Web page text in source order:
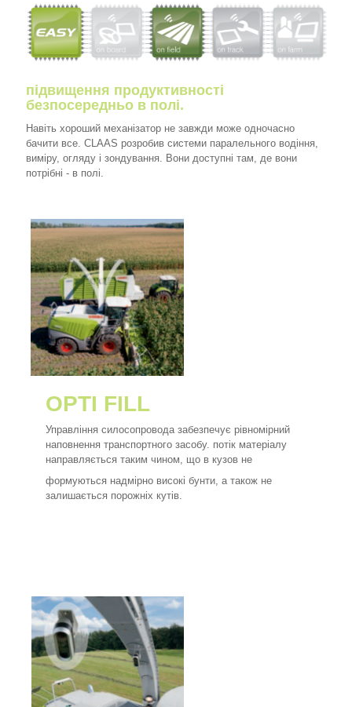
підвищення продуктивності
безпосередньо в полі.
Навіть хороший механізатор не завжди може одночасно
бачити все. CLAAS розробив системи паралельного водіння,
виміру, огляду і зондування. Вони доступні там, де вони
потрібні - в полі.
OPTI FILL
Управління силосопровода забезпечує рівномірний
наповнення транспортного засобу. потік матеріалу
направляється таким чином, що в кузов не
формуються надмірно високі бунти, а також не
залишається порожніх кутів.